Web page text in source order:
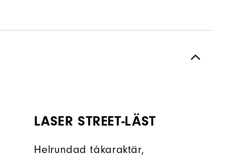
LASER STREET-LÄST
Helrundad tåkaraktär,